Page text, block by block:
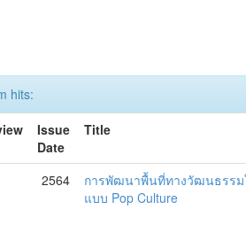
hits:
Issue
Date
Title
2564
การพัฒนาพื้นที่ทางวัฒนธรรม
แบบ Pop Culture